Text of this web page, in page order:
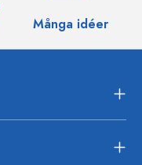
Många idéer